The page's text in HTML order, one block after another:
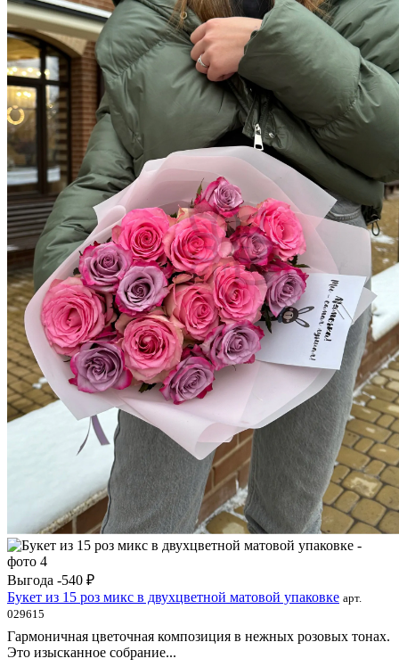
Выгода -540 ₽
Букет из 15 роз микс в двухцветной матовой упаковке арт.
029615
Гармоничная цветочная композиция в нежных розовых тонах.
Это изысканное собрание...